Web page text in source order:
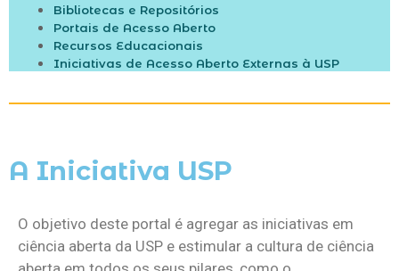
Bibliotecas e Repositórios
Portais de Acesso Aberto
Recursos Educacionais
Iniciativas de Acesso Aberto Externas à USP
A Iniciativa USP
O objetivo deste portal é agregar as iniciativas em
ciência aberta da USP e estimular a cultura de ciência